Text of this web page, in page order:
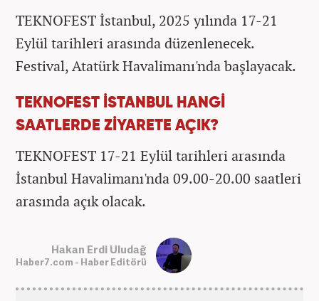
TEKNOFEST İstanbul, 2025 yılında 17-21
Eylül tarihleri arasında düzenlenecek.
Festival, Atatürk Havalimanı'nda başlayacak.
TEKNOFEST İSTANBUL HANGİ
SAATLERDE ZİYARETE AÇIK?
TEKNOFEST 17-21 Eylül tarihleri arasında
İstanbul Havalimanı'nda 09.00-20.00 saatleri
arasında açık olacak.
Hakan Erdi Uludağ
Haber7.com - Haber Editörü